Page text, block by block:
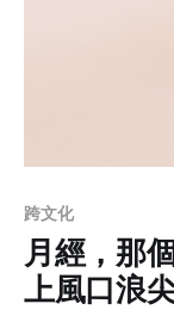
跨文化
月經，那
上風口浪